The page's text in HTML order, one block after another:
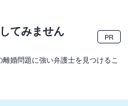
てみません PR
婚問題に強い弁護士を見つけるこ